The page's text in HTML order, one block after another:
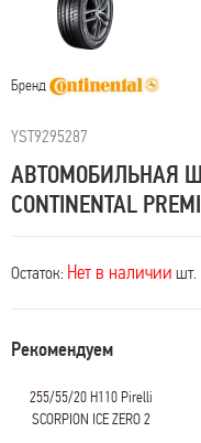
Бренд
YST9295287
АВТОМОБИЛЬНАЯ
CONTINENTAL
Остаток: Нет в наличии шт.
Рекомендуем
255/55/20 H110 Pirelli
SCORPION ICE ZERO 2